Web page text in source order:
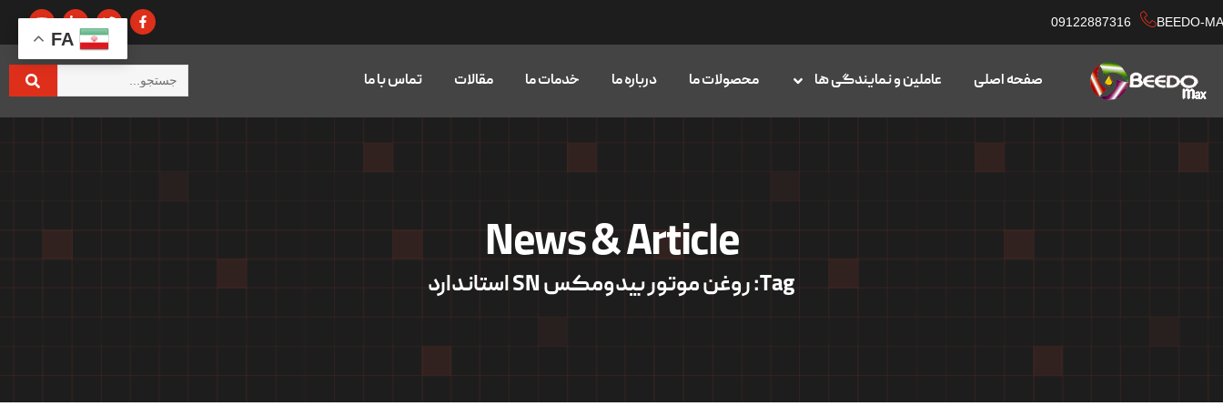
BEEDO-
09122887316
صفحه اصلی عاملین و نمایندگی ها محصولات ما درباره ما خدمات ما مقالات تماس با ما
News & Article
Tag: روغن موتور بیدومکس SN استاندارد
FA